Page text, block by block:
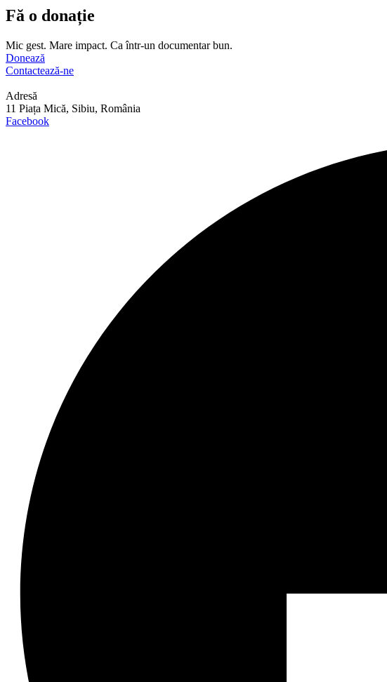
Fă o donație
Mic gest. Mare impact. Ca într-un documentar bun.
Donează
Contactează-ne
Adresă
11 Piața Mică, Sibiu, România
Facebook